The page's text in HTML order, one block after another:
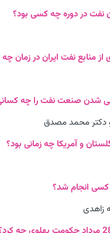
و دکتر محمد مصدق
زاهدی